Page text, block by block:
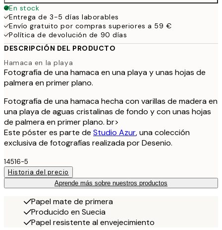
En stock
Entrega de 3-5 días laborables
Envío gratuito por compras superiores a 59 €
Política de devolución de 90 días
DESCRIPCIÓN DEL PRODUCTO
Hamaca en la playa
Fotografía de una hamaca en una playa y unas hojas de
palmera en primer plano.
Fotografía de una hamaca hecha con varillas de madera en
una playa de aguas cristalinas de fondo y con unas hojas
de palmera en primer plano. br>
Este póster es parte de Studio Azur, una colección
exclusiva de fotografías realizada por Desenio.
14516-5
Historia del precio
Aprende más sobre nuestros productos
Papel mate de primera
Producido en Suecia
Papel resistente al envejecimiento